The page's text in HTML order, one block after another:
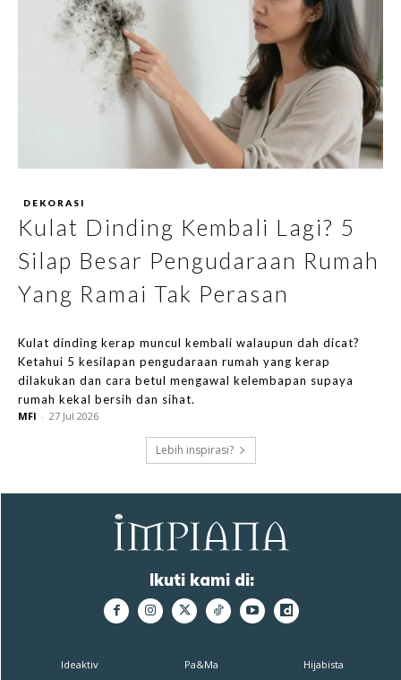
DEKORASI
Kulat Dinding Kembali Lagi? 5
Silap Besar Pengudaraan Rumah
Yang Ramai Tak Perasan
Kulat dinding kerap muncul kembali walaupun dah dicat?
Ketahui 5 kesilapan pengudaraan rumah yang kerap
dilakukan dan cara betul mengawal kelembapan supaya
rumah kekal bersih dan sihat.
MFI - 27 Jul 2026
Lebih inspirasi?
Ikuti kami di:
Ideaktiv Pa&Ma Hijabista